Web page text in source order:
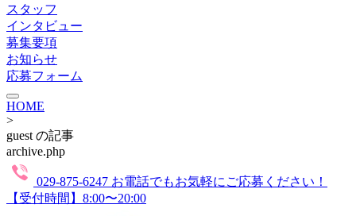
スタッフ
インタビュー
募集要項
お知らせ
応募フォーム
HOME
>
guest の記事
archive.php
029-875-6247 お電話でもお気軽にご応募ください！
【受付時間】8:00〜20:00